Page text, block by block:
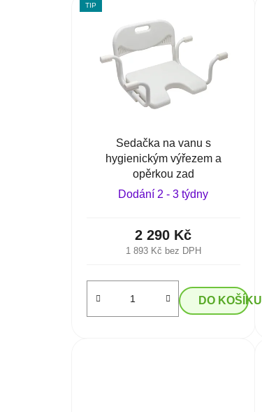
TIP
Sedačka na vanu s
hygienickým výřezem a
opěrkou zad
Dodání 2 - 3 týdny
1 893 Kč bez DPH
2 290 Kč
DO KOŠÍKU